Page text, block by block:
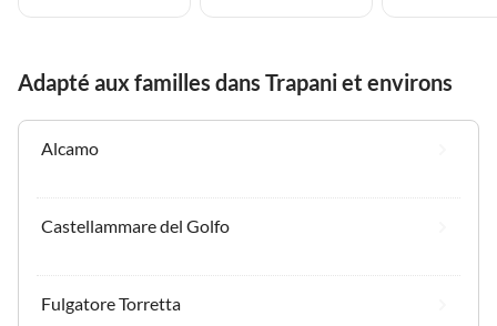
Adapté aux familles dans Trapani et environs
Alcamo
Castellammare del Golfo
Fulgatore Torretta